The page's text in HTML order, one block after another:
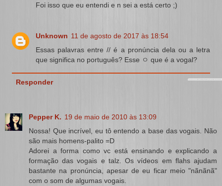
Foi isso que eu entendi e n sei a está certo ;)
Unknown 11 de agosto de 2017 às 18:54
Essas palavras entre // é a pronúncia dela ou a letra
que significa no português? Esse ㅇ que é a vogal?
Responder
Pepper K. 19 de maio de 2010 às 13:09
Nossa! Que incrível, eu tô entendo a base das vogais. Não
são mais homens-palito =D
Adorei a forma como vc está ensinando e explicando a
formação das vogais e talz. Os vídeos em flahs ajudam
bastante na pronúncia, apesar de eu ficar meio "nãnãnã"
com o som de algumas vogais.